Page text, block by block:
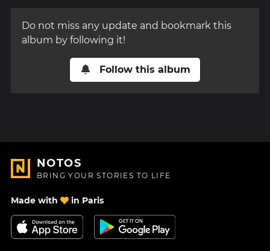
Do not miss any update and bookmark this
album by following it!
Follow this album
NOTOS
BRING YOUR STORIES TO LIFE
Made with in Paris